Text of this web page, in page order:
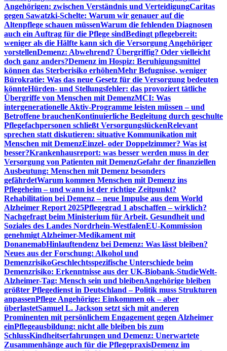
Angehörigen: zwischen Verständnis und VerteidigungCaritas
gegen Sawatzki-Schelte: Warum wir genauer auf die
Altenpflege schauen müssenWarum die fehlenden Diagnosen
auch ein Auftrag für die Pflege sindBedingt pflegebereit:
weniger als die Hälfte kann sich die Versorgung Angehöriger
vorstellenDemenz: Abwehrend? Übergriffig? Oder vielleicht
doch ganz anders?Demenz im Hospiz: Beruhigungsmittel
können das Sterberisiko erhöhenMehr Befugnisse, weniger
Bürokratie: Was das neue Gesetz für die Versorgung bedeuten
könnteHürden- und Stellungsfehler: das provoziert tätliche
Übergriffe von Menschen mit DemenzMCI: Was
intergenerationelle Aktiv-Programme leisten müssen – und
Betroffene brauchenKontinuierliche Begleitung durch geschulte
Pflegefachpersonen schließt VersorgungslückenRelevant
sprechen statt diskutieren: situative Kommunikation mit
Menschen mit DemenzEinzel- oder Doppelzimmer? Was ist
besser?Krankenhausreport: was besser werden muss in der
Versorgung von Patienten mit DemenzGefahr der finanziellen
Ausbeutung: Menschen mit Demenz besonders
gefährdetWarum kommen Menschen mit Demenz ins
Pflegeheim – und wann ist der richtige Zeitpunkt?
Rehabilitation bei Demenz – neue Impulse aus dem World
Alzheimer Report 2025Pflegegrad 1 abschaffen – wirklich?
Nachgefragt beim Ministerium für Arbeit, Gesundheit und
Soziales des Landes Nordrhein-WestfalenEU-Kommission
genehmigt Alzheimer-Medikament mit
DonanemabHinlauftendenz bei Demenz: Was lässt bleiben?
Neues aus der Forschung: Alkohol und
DemenzrisikoGeschlechtsspezifische Unterschiede beim
Demenzrisiko: Erkenntnisse aus der UK-Biobank-StudieWelt-
Alzheimer-Tag: Mensch sein und bleibenAngehörige bleiben
größter Pflegedienst in Deutschland – Politik muss Strukturen
anpassenPflege Angehörige: Einkommen ok – aber
überlastetSamuel L. Jackson setzt sich mit anderen
Prominenten mit persönlichem Engagement gegen Alzheimer
einPflegeausbildung: nicht alle bleiben bis zum
SchlussKindheitserfahrungen und Demenz: Unerwartete
Zusammenhänge auch für die PflegepraxisDemenz im